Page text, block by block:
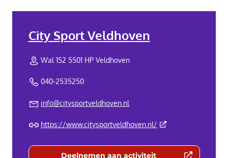
City Sport Veldhoven
Wal 152 5501 HP Veldhoven
040-2535250
info@citysportveldhoven.nl
https://www.citysportveldhoven.nl/ (Deze link gaat naar
Deelnemen aan activiteit